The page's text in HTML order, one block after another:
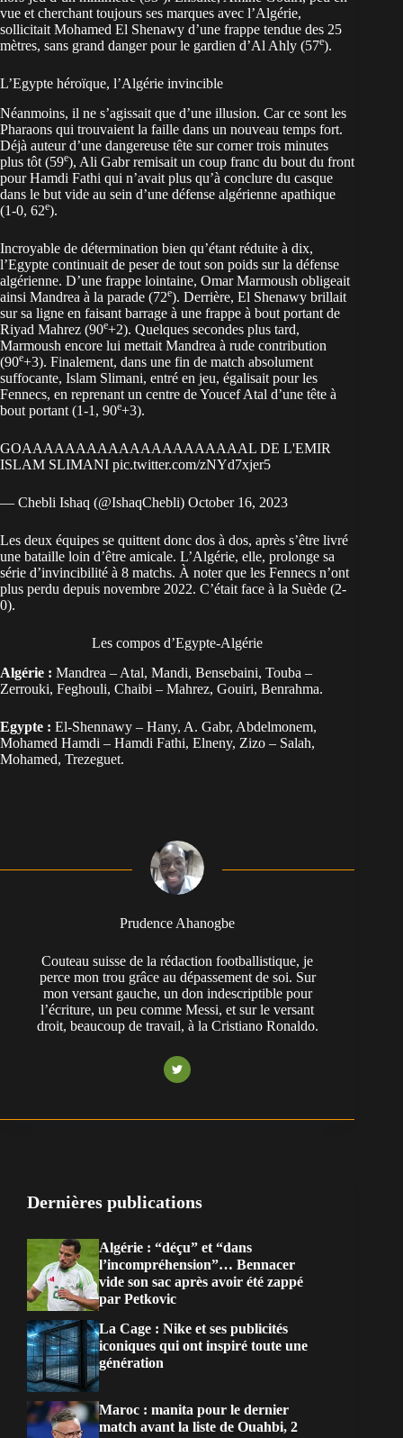
vue et cherchant toujours ses marques avec l’Algérie,
sollicitait Mohamed El Shenawy d’une frappe tendue des 25
mètres, sans grand danger pour le gardien d’Al Ahly (57e).
L’Egypte héroïque, l’Algérie invincible
Néanmoins, il ne s’agissait que d’une illusion. Car ce sont les
Pharaons qui trouvaient la faille dans un nouveau temps fort.
Déjà auteur d’une dangereuse tête sur corner trois minutes
plus tôt (59e), Ali Gabr remisait un coup franc du bout du front
pour Hamdi Fathi qui n’avait plus qu’à conclure du casque
dans le but vide au sein d’une défense algérienne apathique
(1-0, 62e).
Incroyable de détermination bien qu’étant réduite à dix,
l’Egypte continuait de peser de tout son poids sur la défense
algérienne. D’une frappe lointaine, Omar Marmoush obligeait
ainsi Mandrea à la parade (72e). Derrière, El Shenawy brillait
sur sa ligne en faisant barrage à une frappe à bout portant de
Riyad Mahrez (90e+2). Quelques secondes plus tard,
Marmoush encore lui mettait Mandrea à rude contribution
(90e+3). Finalement, dans une fin de match absolument
suffocante, Islam Slimani, entré en jeu, égalisait pour les
Fennecs, en reprenant un centre de Youcef Atal d’une tête à
bout portant (1-1, 90e+3).
GOAAAAAAAAAAAAAAAAAAAAAL DE L'EMIR
ISLAM SLIMANI pic.twitter.com/zNYd7xjer5
— Chebli Ishaq (@IshaqChebli) October 16, 2023
Les deux équipes se quittent donc dos à dos, après s’être livré
une bataille loin d’être amicale. L’Algérie, elle, prolonge sa
série d’invincibilité à 8 matchs. À noter que les Fennecs n’ont
plus perdu depuis novembre 2022. C’était face à la Suède (2-
0).
Les compos d’Egypte-Algérie
Algérie : Mandrea – Atal, Mandi, Bensebaini, Touba –
Zerrouki, Feghouli, Chaibi – Mahrez, Gouiri, Benrahma.
Egypte : El-Shennawy – Hany, A. Gabr, Abdelmonem,
Mohamed Hamdi – Hamdi Fathi, Elneny, Zizo – Salah,
Mohamed, Trezeguet.
Prudence Ahanogbe
Couteau suisse de la rédaction footballistique, je
perce mon trou grâce au dépassement de soi. Sur
mon versant gauche, un don indescriptible pour
l’écriture, un peu comme Messi, et sur le versant
droit, beaucoup de travail, à la Cristiano Ronaldo.
Dernières publications
Algérie : “déçu” et “dans
l’incompréhension”… Bennacer
vide son sac après avoir été zappé
par Petkovic
La Cage : Nike et ses publicités
iconiques qui ont inspiré toute une
génération
Maroc : manita pour le dernier
match avant la liste de Ouahbi, 2